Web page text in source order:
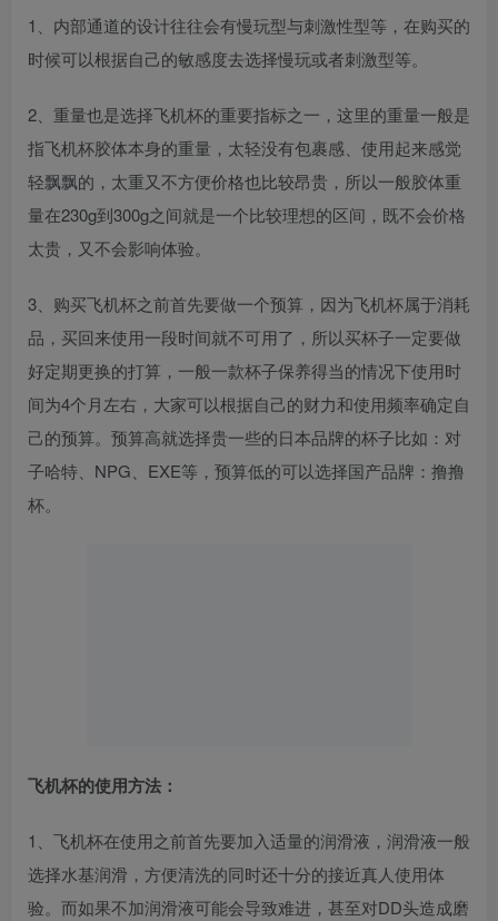
1、内部通道的设计往往会有慢玩型与刺激性型等，在购买的
时候可以根据自己的敏感度去选择慢玩或者刺激型等。
2、重量也是选择飞机杯的重要指标之一，这里的重量一般是
指飞机杯胶体本身的重量，太轻没有包裹感、使用起来感觉
轻飘飘的，太重又不方便价格也比较昂贵，所以一般胶体重
量在230g到300g之间就是一个比较理想的区间，既不会价格
太贵，又不会影响体验。
3、购买飞机杯之前首先要做一个预算，因为飞机杯属于消耗
品，买回来使用一段时间就不可用了，所以买杯子一定要做
好定期更换的打算，一般一款杯子保养得当的情况下使用时
间为4个月左右，大家可以根据自己的财力和使用频率确定自
己的预算。预算高就选择贵一些的日本品牌的杯子比如：对
子哈特、NPG、EXE等，预算低的可以选择国产品牌：撸撸
杯。
飞机杯的使用方法：
1、飞机杯在使用之前首先要加入适量的润滑液，润滑液一般
选择水基润滑，方便清洗的同时还十分的接近真人使用体
验。而如果不加润滑液可能会导致难进，甚至对DD头造成磨